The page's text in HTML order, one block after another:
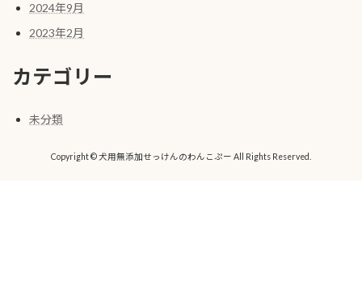
2024年9月
2023年2月
カテゴリー
未分類
Copyright © 犬用無添加せっけんのわんこぷー All Rights Reserved.